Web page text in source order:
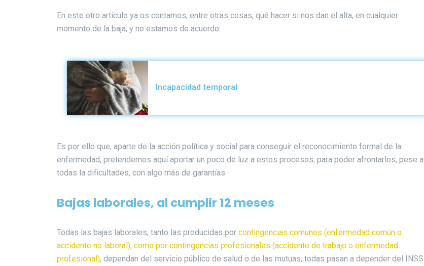
En este otro artículo ya os contamos, entre otras cosas, qué hacer si nos dan el alta, en cualquier
momento de la baja, y no estamos de acuerdo:
Incapacidad temporal
Es por ello que, aparte de la acción política y social para conseguir el reconocimiento formal de la
enfermedad, pretendemos aquí aportar un poco de luz a estos procesos, para poder afrontarlos, pese a
todas la dificultades, con algo más de garantías.
Bajas laborales, al cumplir 12 meses
Todas las bajas laborales, tanto las producidas por contingencias comunes (enfermedad común o
accidente no laboral), como por contingencias profesionales (accidente de trabajo o enfermedad
profesional), dependan del servicio público de salud o de las mutuas, todas pasan a depender del INSS